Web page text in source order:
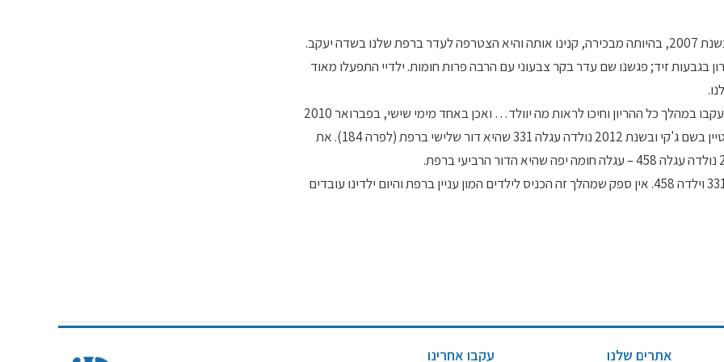
בטרקטורון בגבעות זיד; פגשנו שם עדר בקר צבעוני עם הרבה פרות חומות. ילדיי התפעלו מאוד
הזרענו את הפרה 184 עם פר שווצרי חום בשם הוסג'ט; הילדים עקבו במהלך כל ההריון וחיכו לראות מה יוולד… ואכן באחד מימי שישי, בפברואר 2010
נולדה עגלה חומה שמספרה 220. את 220 הזרענו עם פר הולשטיין בשם ג'קי ובשנת 2012 נולדה עגלה 331 שהיא דור שלישי ברפת (לפרה 184). את
כעת ישנם ברפת 4 דורות: סבתא רבה 184, סבתא 220 , אמא 331 וילדה 458. אין ספק שמהלך זה הכניס לילדים המון עניין ברפת והיום ילדינו עובדים
אתרים שלנו עקבו אחרינו